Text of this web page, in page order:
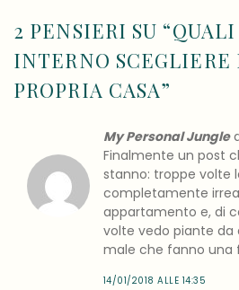
2 PENSIERI SU “
INTERNO SCEGLIERE
PROPRIA CASA”
My Personal Jungle
Finalmente un post
stanno: troppe volte
completamente
appartamento e, di
volte vedo piante
male che fanno una
14/01/2018 ALLE 14:35